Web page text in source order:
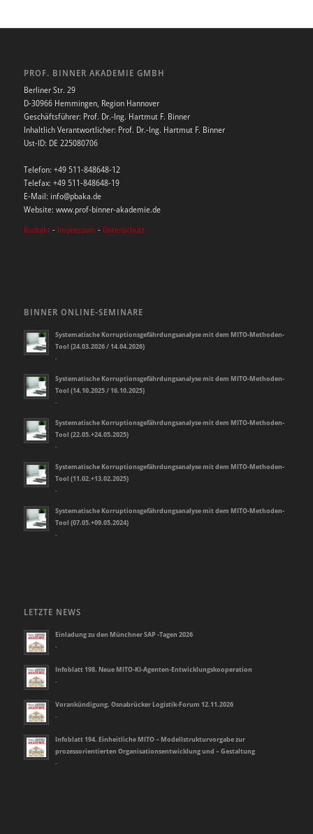
PROF. BINNER AKADEMIE GMBH
Berliner Str. 29
D-30966 Hemmingen, Region Hannover
Geschäftsführer: Prof. Dr.-Ing. Hartmut F. Binner
Inhaltlich Verantwortlicher: Prof. Dr.-Ing. Hartmut F. Binner
Ust-ID: DE 225080706
Telefon: +49 511-848648-12
Telefax: +49 511-848648-19
E-Mail: info@pbaka.de
Website: www.prof-binner-akademie.de
Kontakt - Impressum - Datenschutz
BINNER ONLINE-SEMINARE
Systematische Korruptionsgefährdungsanalyse mit dem MITO-Methoden-
Tool (24.03.2026 / 14.04.2026)
-
Systematische Korruptionsgefährdungsanalyse mit dem MITO-Methoden-
Tool (14.10.2025 / 16.10.2025)
-
Systematische Korruptionsgefährdungsanalyse mit dem MITO-Methoden-
Tool (22.05.+24.05.2025)
-
Systematische Korruptionsgefährdungsanalyse mit dem MITO-Methoden-
Tool (11.02.+13.02.2025)
-
Systematische Korruptionsgefährdungsanalyse mit dem MITO-Methoden-
Tool (07.05.+09.05.2024)
-
LETZTE NEWS
Einladung zu den Münchner SAP -Tagen 2026
-
Infoblatt 198. Neue MITO-KI-Agenten-Entwicklungskooperation
-
Vorankündigung. Osnabrücker Logistik-Forum 12.11.2026
-
Infoblatt 194. Einheitliche MITO – Modellstrukturvorgabe zur
prozessorientierten Organisationsentwicklung und – Gestaltung
-